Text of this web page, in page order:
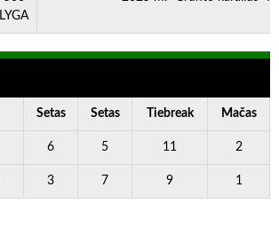
LYGA
Setas Setas Tiebreak Mačas
6 5 11 2
3 7 9 1